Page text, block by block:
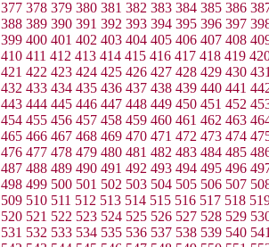
377 378 379 380 381 382 383 384 385 386
388 389 390 391 392 393 394 395 396 397
399 400 401 402 403 404 405 406 407 408
410 411 412 413 414 415 416 417 418 419
421 422 423 424 425 426 427 428 429 430
432 433 434 435 436 437 438 439 440 441
443 444 445 446 447 448 449 450 451 452
454 455 456 457 458 459 460 461 462 463
465 466 467 468 469 470 471 472 473 474
476 477 478 479 480 481 482 483 484 485
487 488 489 490 491 492 493 494 495 496
498 499 500 501 502 503 504 505 506 507
509 510 511 512 513 514 515 516 517 518
520 521 522 523 524 525 526 527 528 529
531 532 533 534 535 536 537 538 539 540